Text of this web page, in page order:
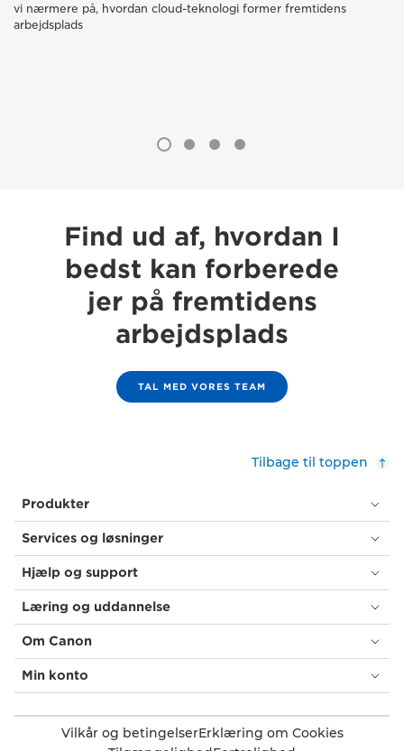
vi nærmere på, hvordan cloud-teknologi former fremtidens
arbejdsplads
Find ud af, hvordan I
bedst kan forberede
jer på fremtidens
arbejdsplads
TAL MED VORES TEAM
Tilbage til toppen
Produkter
Services og løsninger
Hjælp og support
Læring og uddannelse
Om Canon
Min konto
Vilkår og betingelserErklæring om Cookies